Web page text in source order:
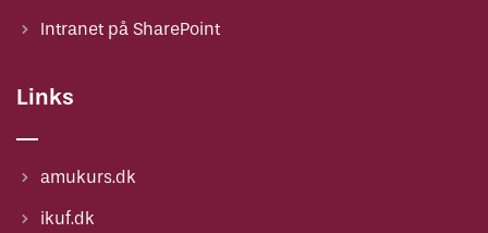
Intranet på SharePoint
Links
amukurs.dk
ikuf.dk